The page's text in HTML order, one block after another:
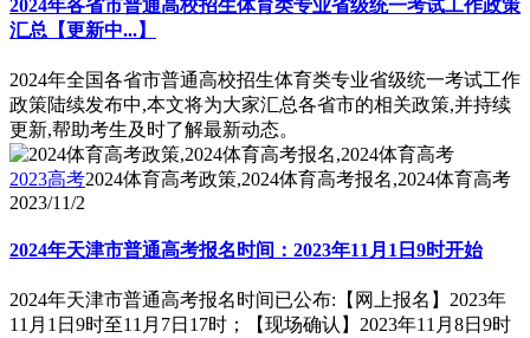
2024年各省市普通高校招生体育类专业省级统一考试工作政策
汇总【更新中...】
2024年全国各省市普通高校招生体育类专业省级统一考试工作
政策陆续发布中,本文将为大家汇总各省市的相关政策,并持续
更新,帮助考生及时了解最新动态。
2023高考2024体育高考政策,2024体育高考报名,2024体育高考
2023/11/2
2024年天津市普通高考报名时间：2023年11月1日9时开始
2024年天津市普通高考报名时间已公布:【网上报名】2023年
11月1日9时至11月7日17时；【现场确认】2023年11月8日9时